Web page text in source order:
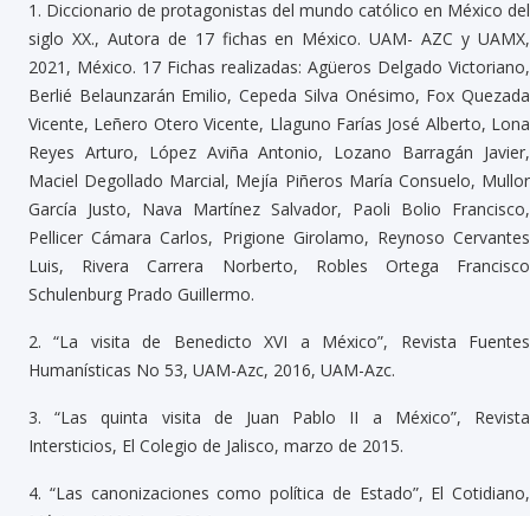
1. Diccionario de protagonistas del mundo católico en México del
siglo XX., Autora de 17 fichas en México. UAM- AZC y UAMX,
2021, México. 17 Fichas realizadas: Agüeros Delgado Victoriano,
Berlié Belaunzarán Emilio, Cepeda Silva Onésimo, Fox Quezada
Vicente, Leñero Otero Vicente, Llaguno Farías José Alberto, Lona
Reyes Arturo, López Aviña Antonio, Lozano Barragán Javier,
Maciel Degollado Marcial, Mejía Piñeros María Consuelo, Mullor
García Justo, Nava Martínez Salvador, Paoli Bolio Francisco,
Pellicer Cámara Carlos, Prigione Girolamo, Reynoso Cervantes
Luis, Rivera Carrera Norberto, Robles Ortega Francisco
Schulenburg Prado Guillermo.
2.
“La visita de Benedicto XVI a México”, Revista Fuentes
Humanísticas No 53, UAM-Azc, 2016, UAM-Azc.
3.
“Las quinta visita de Juan Pablo II a México”, Revista
Intersticios, El Colegio de Jalisco, marzo de 2015.
4. “Las canonizaciones como política de Estado”, El Cotidiano,